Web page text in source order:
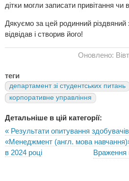
дітки могли записати привітання чи
Дякуємо за цей родинний різдвяний
відвідав і створив його!
Оновлено:
теги
департамент зі студентських питань
корпоративне управління
Детальніше в цій категорії:
« Результати опитування
«Менеджмент (англ. мова
в 2024 році
Враження